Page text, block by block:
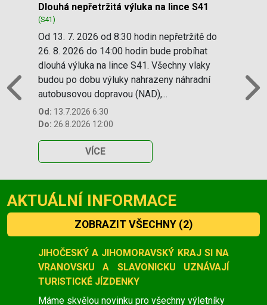
Slide 1 of 87
Dlouhá nepřetržitá výluka na lince S41
(S41)
Od 13. 7. 2026 od 8:30 hodin nepřetržitě do
26. 8. 2026 do 14:00 hodin bude probíhat
dlouhá výluka na lince S41. Všechny vlaky
budou po dobu výluky nahrazeny náhradní
autobusovou dopravou (NAD),...
Od: 13.7.2026 6:30
Do: 26.8.2026 12:00
VÍCE
Previous
AKTUÁLNÍ INFORMACE
ZOBRAZIT VŠECHNY (2)
Slide 1 of 2
JIHOČESKÝ A JIHOMORAVSKÝ KRAJ SI NA
VRANOVSKU A SLAVONICKU UZNÁVAJÍ
TURISTICKÉ JÍZDENKY
Máme skvělou novinku pro všechny výletníky